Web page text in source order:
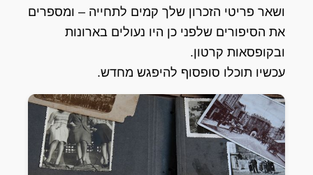
ושאר פריטי הזכרון שלך קמים לתחייה – ומספרים
את הסיפורים שלפני כן היו נעולים בארונות
ובקופסאות קרטון.
עכשיו תוכלו סופסוף להיפגש מחדש.